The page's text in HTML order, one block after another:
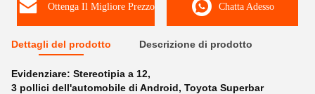
Ottenga Il Migliore Prezzo Chatta Adesso
Dettagli del prodotto Descrizione di prodotto
Evidenziare: Stereotipia a 12,
3 pollici dell'automobile di Android, Toyota Superbar